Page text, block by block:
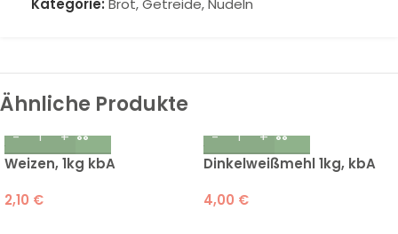
Kategorie: Brot, Getreide, Nudeln
Ähnliche Produkte
Weizen, 1kg kbA
2,10 €
Dinkelweißmehl 1kg, kbA
4,00 €